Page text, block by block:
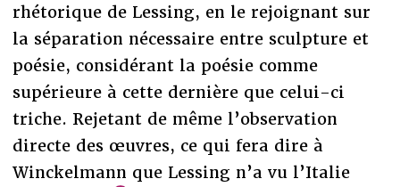
rhétorique de Lessing, en le rejoignant sur
la séparation nécessaire entre sculpture et
poésie, considérant la poésie comme
supérieure à cette dernière que celui-ci
triche. Rejetant de même l’observation
directe des œuvres, ce qui fera dire à
Winckelmann que Lessing n’a vu l’Italie